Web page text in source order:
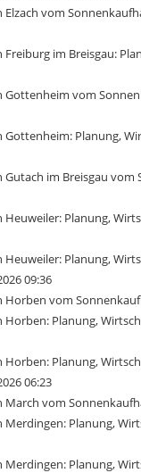
vom
im Breisgau:
Gottenheim vom
Gottenheim: Planung,
im Breisgau vom
Planung,
Planung,
09:36
Horben vom
Horben: Planung,
Horben: Planung,
06:23
vom
Merdingen: Planung,
Merdingen: Planung,